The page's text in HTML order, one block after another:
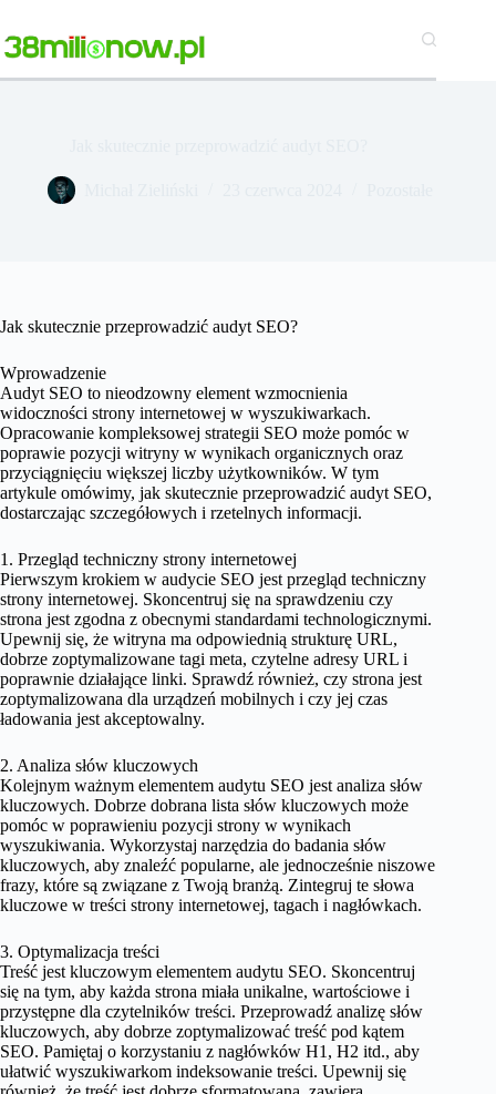
treści
Jak skutecznie przeprowadzić audyt SEO?
Wprowadzenie
Audyt SEO to nieodzowny element wzmocnienia
widoczności strony internetowej w wyszukiwarkach.
Opracowanie kompleksowej strategii SEO może pomóc w
poprawie pozycji witryny w wynikach organicznych oraz
przyciągnięciu większej liczby użytkowników. W tym
artykule omówimy, jak skutecznie przeprowadzić audyt SEO,
dostarczając szczegółowych i rzetelnych informacji.
1. Przegląd techniczny strony internetowej
Pierwszym krokiem w audycie SEO jest przegląd techniczny
strony internetowej. Skoncentruj się na sprawdzeniu czy
strona jest zgodna z obecnymi standardami technologicznymi.
Upewnij się, że witryna ma odpowiednią strukturę URL,
dobrze zoptymalizowane tagi meta, czytelne adresy URL i
poprawnie działające linki. Sprawdź również, czy strona jest
zoptymalizowana dla urządzeń mobilnych i czy jej czas
ładowania jest akceptowalny.
2. Analiza słów kluczowych
Kolejnym ważnym elementem audytu SEO jest analiza słów
kluczowych. Dobrze dobrana lista słów kluczowych może
pomóc w poprawieniu pozycji strony w wynikach
wyszukiwania. Wykorzystaj narzędzia do badania słów
kluczowych, aby znaleźć popularne, ale jednocześnie niszowe
frazy, które są związane z Twoją branżą. Zintegruj te słowa
kluczowe w treści strony internetowej, tagach i nagłówkach.
3. Optymalizacja treści
Treść jest kluczowym elementem audytu SEO. Skoncentruj
się na tym, aby każda strona miała unikalne, wartościowe i
przystępne dla czytelników treści. Przeprowadź analizę słów
kluczowych, aby dobrze zoptymalizować treść pod kątem
SEO. Pamiętaj o korzystaniu z nagłówków H1, H2 itd., aby
ułatwić wyszukiwarkom indeksowanie treści. Upewnij się